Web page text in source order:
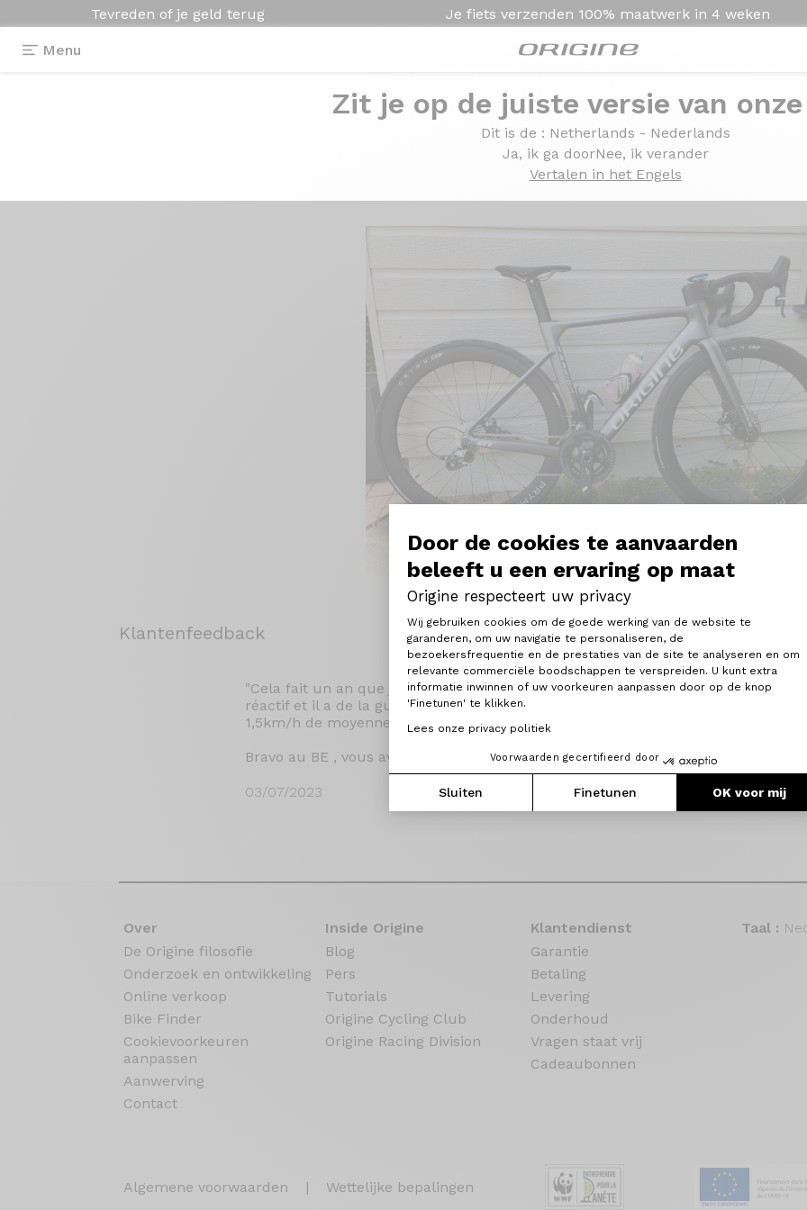
Door de cookies te aanvaarden
beleeft u een ervaring op maat
Origine respecteert uw privacy
Toestemmingsbeheerplatform:
Wij gebruiken cookies om de goede werking van de website te
garanderen, om uw navigatie te personaliseren, de
bezoekersfrequentie en de prestaties van de site te analyseren en om
relevante commerciële boodschappen te verspreiden. U kunt extra
informatie inwinnen of uw voorkeuren aanpassen door op de knop
'Finetunen' te klikken.
Lees onze privacy politiek
Voorwaarden gecertifieerd door
Sluiten Finetunen OK voor mij
Axeptio consent
Tevreden of je geld terug Je fiets verzenden 100% maatwerk in 4 weken
Menu
Zit je op de juiste versie van
Dit is de : Netherlands - Nederlands
Ja, ik ga doorNee, ik verander
Vertalen in het Engels
Fraxion GTR - Sram Force 22 - Prymahl Orion C50 R
- Sram Force 22 - Prymahl
Klantenfeedback
"Cela fait un an que j’ai pris possession de mon fraxxion et ce n’est que du
réactif et il a de la gueule. Je compte plus le nombre de cyclo qui m’interpelle.
1,5km/h de moyenne sur mes sorties.
Bravo au BE , vous avez fait du bon boulot"
03/07/2023
Over
De Origine filosofie
Onderzoek en ontwikkeling
Online verkoop
Bike Finder
Cookievoorkeuren
aanpassen
Aanwerving
Contact
Inside Origine
Blog
Pers
Tutorials
Origine Cycling Club
Origine Racing Division
Klantendienst
Garantie
Betaling
Levering
Onderhoud
Vragen staat vrij
Cadeaubonnen
Taal :
Algemene voorwaarden | Wettelijke bepalingen